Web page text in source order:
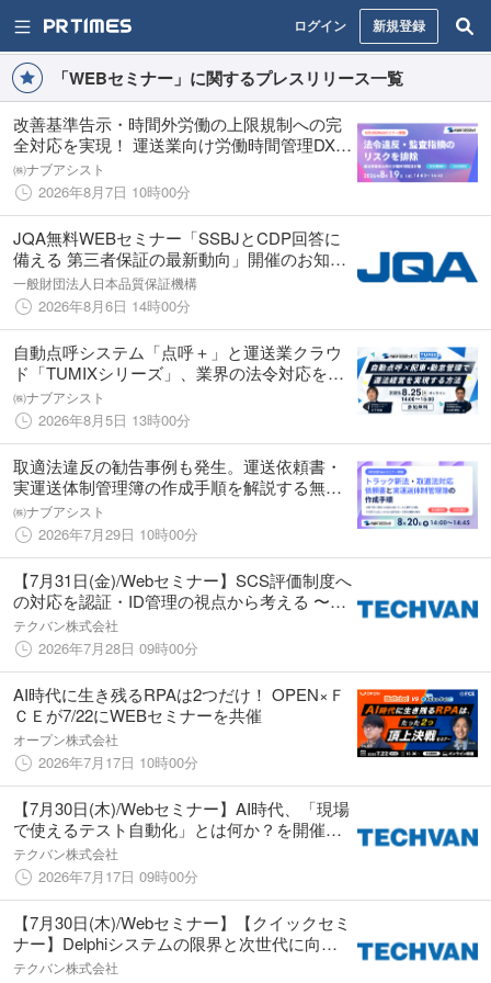
ログイン 新規登録
「WEBセミナー」に関するプレスリリース一覧
改善基準告示・時間外労働の上限規制への完
全対応を実現！ 運送業向け労働時間管理DXセ
ミナー開催のお知らせ
㈱ナブアシスト
2026年8月7日 10時00分
JQA無料WEBセミナー「SSBJとCDP回答に
備える 第三者保証の最新動向」開催のお知ら
せ
一般財団法人日本品質保証機構
2026年8月6日 14時00分
自動点呼システム「点呼＋」と運送業クラウ
ド「TUMIXシリーズ」、業界の法令対応を支
援する共催Webセミナーを8月25日に開催
㈱ナブアシスト
2026年8月5日 13時00分
取適法違反の勧告事例も発生。運送依頼書・
実運送体制管理簿の作成手順を解説する無料
Webセミナーを8月20日開催
㈱ナブアシスト
2026年7月29日 10時00分
【7月31日(金)/Webセミナー】SCS評価制度へ
の対応を認証・ID管理の視点から考える 〜ゼ
ロトラストセキュリティのポイントはIDaaS
にあり？ ID管理の限界をどう乗り越えるか〜
を開催いたします
テクバン株式会社
2026年7月28日 09時00分
AI時代に生き残るRPAは2つだけ！ OPEN×Ｆ
ＣＥが7/22にWEBセミナーを共催
オープン株式会社
2026年7月17日 10時00分
【7月30日(木)/Webセミナー】AI時代、「現場
で使えるテスト自動化」とは何か？を開催い
たします
テクバン株式会社
2026年7月17日 09時00分
【7月30日(木)/Webセミナー】【クイックセミ
ナー】Delphiシステムの限界と次世代に向け
た「オープン化」への最適解を開催いたしま
テクバン株式会社